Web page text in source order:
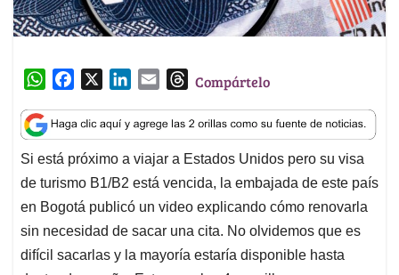
W
a
t
s
A
p
p
c
e
b
o
o
k
n
k
e
d
I
n
a
i
l
T
r
e
a
d
s
Compártelo
Si está próximo a viajar a Estados Unidos pero su visa
de turismo B1/B2 está vencida, la embajada de este país
en Bogotá publicó un video explicando cómo renovarla
sin necesidad de sacar una cita. No olvidemos que es
difícil sacarlas y la mayoría estaría disponible hasta